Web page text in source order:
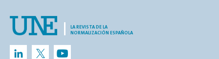
LA REVISTA DE LA
NORMALIZACIÓN ESPAÑOLA